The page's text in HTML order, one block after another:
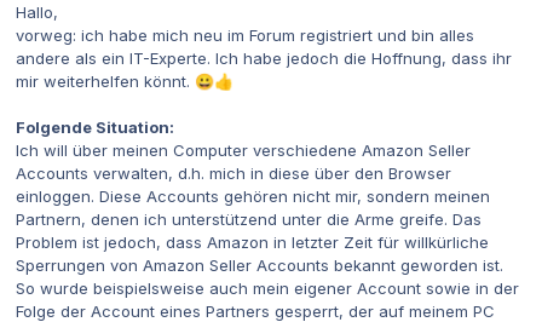
Hallo,
vorweg: ich habe mich neu im Forum registriert und bin alles
andere als ein IT-Experte. Ich habe jedoch die Hoffnung, dass ihr
mir weiterhelfen könnt. 😀👍
Folgende Situation:
Ich will über meinen Computer verschiedene Amazon Seller
Accounts verwalten, d.h. mich in diese über den Browser
einloggen. Diese Accounts gehören nicht mir, sondern meinen
Partnern, denen ich unterstützend unter die Arme greife. Das
Problem ist jedoch, dass Amazon in letzter Zeit für willkürliche
Sperrungen von Amazon Seller Accounts bekannt geworden ist.
So wurde beispielsweise auch mein eigener Account sowie in der
Folge der Account eines Partners gesperrt, der auf meinem PC